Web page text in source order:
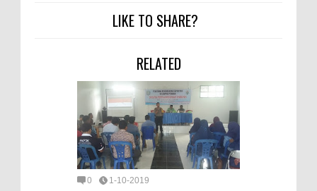
LIKE TO SHARE?
RELATED
0 1-10-2019